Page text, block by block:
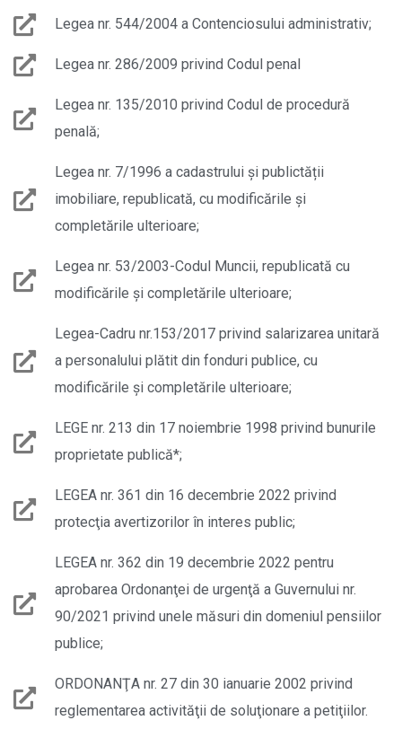
Legea nr. 544/2004 a Contenciosului administrativ;
Legea nr. 286/2009 privind Codul penal
Legea nr. 135/2010 privind Codul de procedură
penală;
Legea nr. 7/1996 a cadastrului și publictății
imobiliare, republicată, cu modificările și
completările ulterioare;
Legea nr. 53/2003-Codul Muncii, republicată cu
modificările și completările ulterioare;
Legea-Cadru nr.153/2017 privind salarizarea unitară
a personalului plătit din fonduri publice, cu
modificările şi completările ulterioare;
LEGE nr. 213 din 17 noiembrie 1998 privind bunurile
proprietate publică*;
LEGEA nr. 361 din 16 decembrie 2022 privind
protecţia avertizorilor în interes public;
LEGEA nr. 362 din 19 decembrie 2022 pentru
aprobarea Ordonanţei de urgenţă a Guvernului nr.
90/2021 privind unele măsuri din domeniul pensiilor
publice;
ORDONANŢA nr. 27 din 30 ianuarie 2002 privind
reglementarea activităţii de soluţionare a petiţiilor.